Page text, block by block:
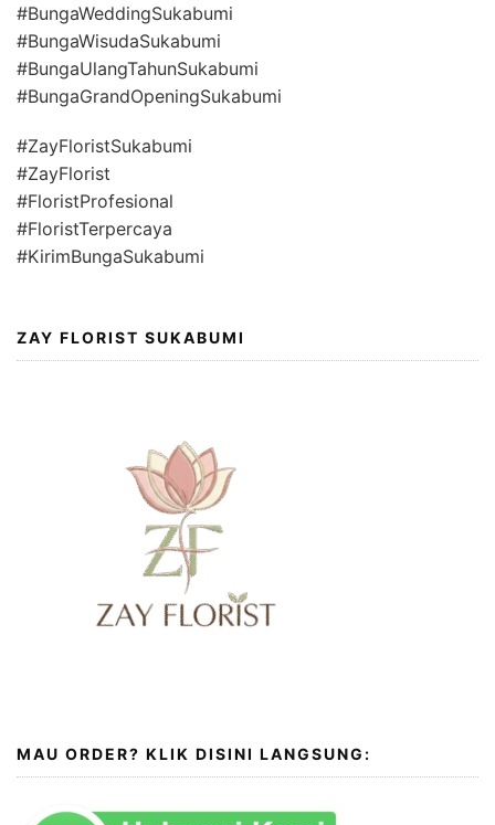
#BungaWeddingSukabumi
#BungaWisudaSukabumi
#BungaUlangTahunSukabumi
#BungaGrandOpeningSukabumi
#ZayFloristSukabumi
#ZayFlorist
#FloristProfesional
#FloristTerpercaya
#KirimBungaSukabumi
ZAY FLORIST SUKABUMI
MAU ORDER? KLIK DISINI LANGSUNG: